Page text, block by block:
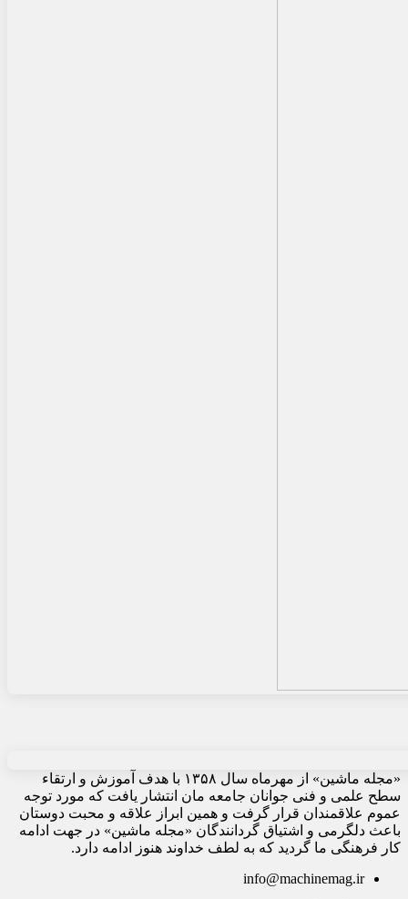
«مجله ماشین» از مهرماه سال ۱۳۵۸ با هدف آموزش و ارتقاء
سطح علمی و فنی جوانان جامعه مان انتشار یافت که مورد توجه
عموم علاقمندان قرار گرفت و همین ابراز علاقه و محبت دوستان
باعث دلگرمی و اشتیاق گردانندگان «مجله ماشین» در جهت ادامه
کار فرهنگی ما گردید که به لطف خداوند هنوز ادامه دارد.
info@machinemag.ir